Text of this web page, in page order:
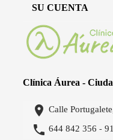
SU CUENTA
Clínica Áurea -
 Calle
 644 842 356 -